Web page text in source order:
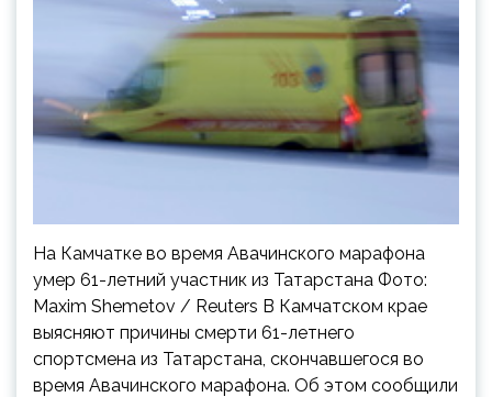
На Камчатке во время Авачинского марафона
умер 61-летний участник из Татарстана Фото:
Maxim Shemetov / Reuters В Камчатском крае
выясняют причины смерти 61-летнего
спортсмена из Татарстана, скончавшегося во
время Авачинского марафона. Об этом сообщили